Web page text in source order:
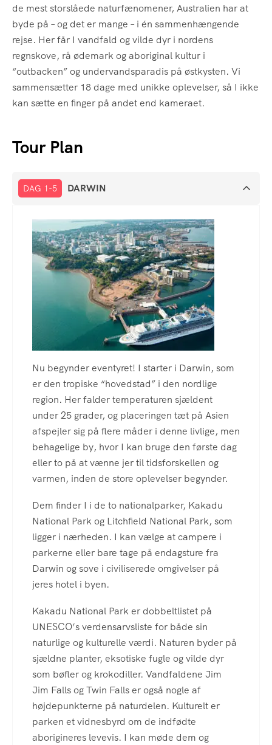
de mest storslåede naturfænomener, Australien har at
byde på – og det er mange – i én sammenhængende
rejse. Her får I vandfald og vilde dyr i nordens
regnskove, rå ødemark og aboriginal kultur i
“outbacken” og undervandsparadis på østkysten. Vi
sammensætter 18 dage med unikke oplevelser, så I ikke
kan sætte en finger på andet end kameraet.
Tour Plan
DAG 1-5 DARWIN
Nu begynder eventyret! I starter i Darwin, som
er den tropiske “hovedstad” i den nordlige
region. Her falder temperaturen sjældent
under 25 grader, og placeringen tæt på Asien
afspejler sig på flere måder i denne livlige, men
behagelige by, hvor I kan bruge den første dag
eller to på at vænne jer til tidsforskellen og
varmen, inden de store oplevelser begynder.
Dem finder I i de to nationalparker, Kakadu
National Park og Litchfield National Park, som
ligger i nærheden. I kan vælge at campere i
parkerne eller bare tage på endagsture fra
Darwin og sove i civiliserede omgivelser på
jeres hotel i byen.
Kakadu National Park er dobbeltlistet på
UNESCO’s verdensarvsliste for både sin
naturlige og kulturelle værdi. Naturen byder på
sjældne planter, eksotiske fugle og vilde dyr
som bøfler og krokodiller. Vandfaldene Jim
Jim Falls og Twin Falls er også nogle af
højdepunkterne på naturdelen. Kulturelt er
parken et vidnesbyrd om de indfødte
aborigineres levevis. I kan møde dem og